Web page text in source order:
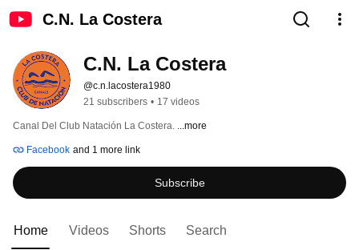
C.N. La Costera
C.N. La Costera
@c.n.lacostera1980
21 subscribers • 17 videos
Canal Del Club Natación La Costera. ...more
Facebook and 1 more link
Subscribe
Home Videos Shorts Search